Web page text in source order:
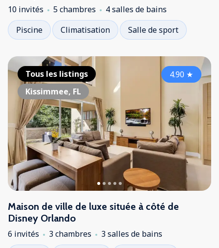
10 invités 5 chambres
4 salles de bains
Piscine
Climatisation Salle de sport
Tous les listings
Kissimmee, FL
4.90 ★
Maison de ville de luxe située à côté de
Disney Orlando
6 invités 3 chambres
3 salles de bains